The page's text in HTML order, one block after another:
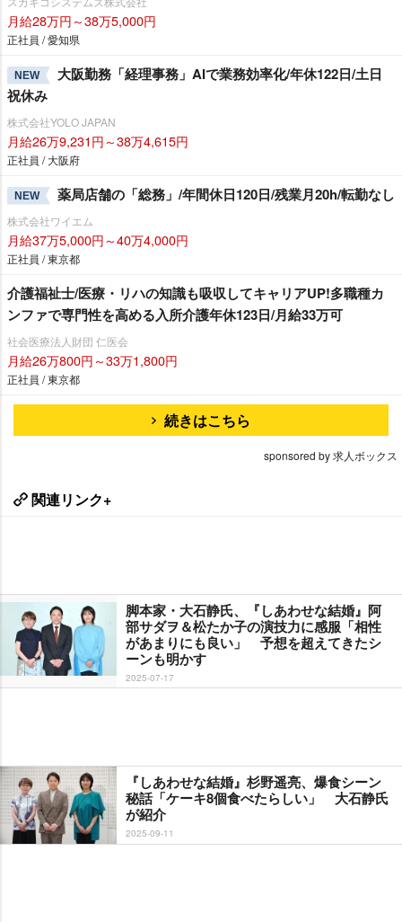
月給28万円～38万5,000円
正社員 / 愛知県
NEW
大阪勤務「経理事務」AIで業務効率化/年休122日/土日
祝休み
株式会社YOLO JAPAN
月給26万9,231円～38万4,615円
正社員 / 大阪府
NEW 薬局店舗の「総務」/年間休日120日/残業月20h/転勤なし
株式会社ワイエム
月給37万5,000円～40万4,000円
正社員 / 東京都
介護福祉士/医療・リハの知識も吸収してキャリアUP!多職種カ
ンファで専門性を高める入所介護年休123日/月給33万可
社会医療法人財団 仁医会
月給26万800円～33万1,800円
正社員 / 東京都
続きはこちら
sponsored by 求人ボックス
関連リンク+
脚本家・大石静氏、『しあわせな結婚』阿
部サダヲ＆松たか子の演技力に感服「相性
があまりにも良い」 予想を超えてきたシ
ーンも明かす
2025-07-17
『しあわせな結婚』杉野遥亮、爆食シーン
秘話「ケーキ8個食べたらしい」 大石静氏
が紹介
2025-09-11